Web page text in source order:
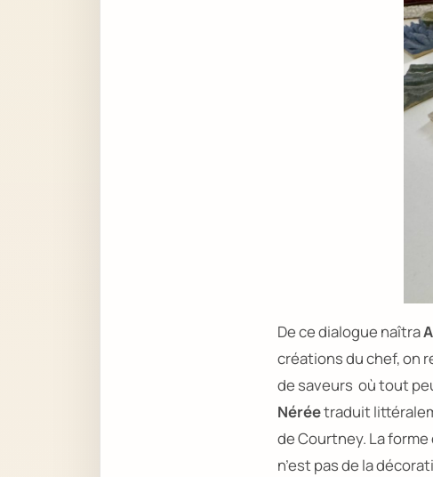
De ce dialogue naîtra
créations du chef, on
de saveurs où tout
Néréetraduit
de Courtney. La
n’est pas de la